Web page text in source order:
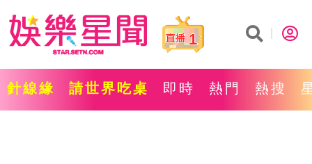
1
針線緣 請世界吃桌 即時 熱門 熱搜